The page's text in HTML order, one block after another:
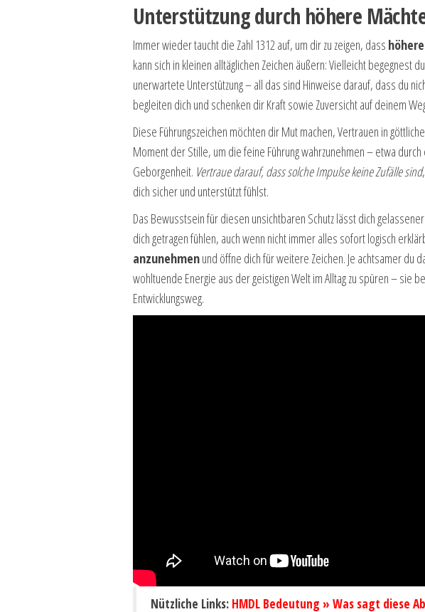
Unterstützung durch höhere
Immer wieder taucht die Zahl 1312 auf, um dir zu zeigen, dass
kann sich in kleinen alltäglichen Zeichen äußern: Vielleicht begegnest
unerwartete Unterstützung – all das sind Hinweise darauf, dass du
begleiten dich und schenken dir Kraft sowie Zuversicht auf deinem
Diese Führungszeichen möchten dir Mut machen, Vertrauen in
Moment der Stille, um die feine Führung wahrzunehmen – etwa
Geborgenheit. Vertraue darauf, dass solche Impulse keine Zufälle sind
dich sicher und unterstützt fühlst.
Das Bewusstsein für diesen unsichtbaren Schutz lässt dich
dich getragen fühlen, auch wenn nicht immer alles sofort logisch
anzunehmenund öffne dich für weitere Zeichen. Je achtsamer du
wohltuende Energie aus der geistigen Welt im Alltag zu spüren – sie
Entwicklungsweg.
Nützliche Links: HMDL Bedeutung » Was sagt diese